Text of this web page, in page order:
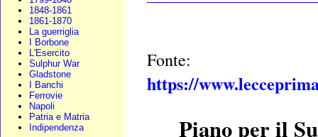
1848-1861
1861-1870
La guerriglia
I Borbone
L'Esercito
Sulphur War
Gladstone
I Banchi
Ferrovie
Napoli
Patria e Matria
Indipendenza
Fonte:
https://
Piano per il